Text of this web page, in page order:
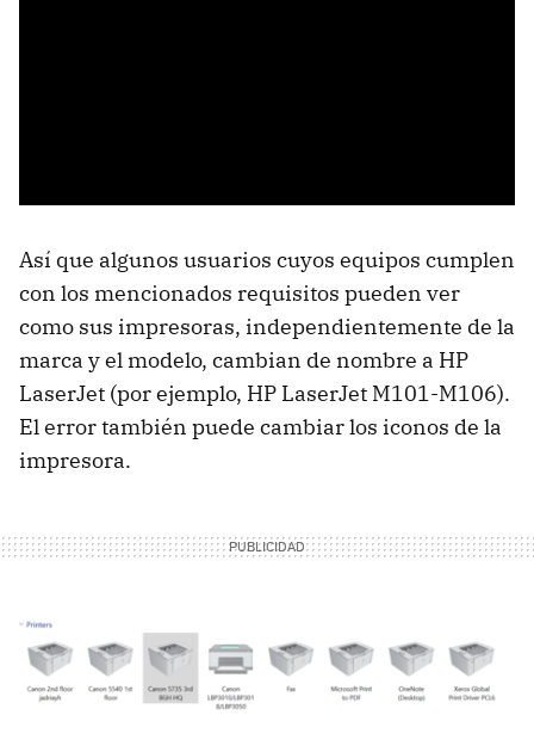
Así que algunos usuarios cuyos equipos cumplen
con los mencionados requisitos pueden ver
como sus impresoras, independientemente de la
marca y el modelo, cambian de nombre a HP
LaserJet (por ejemplo, HP LaserJet M101-M106).
El error también puede cambiar los iconos de la
impresora.